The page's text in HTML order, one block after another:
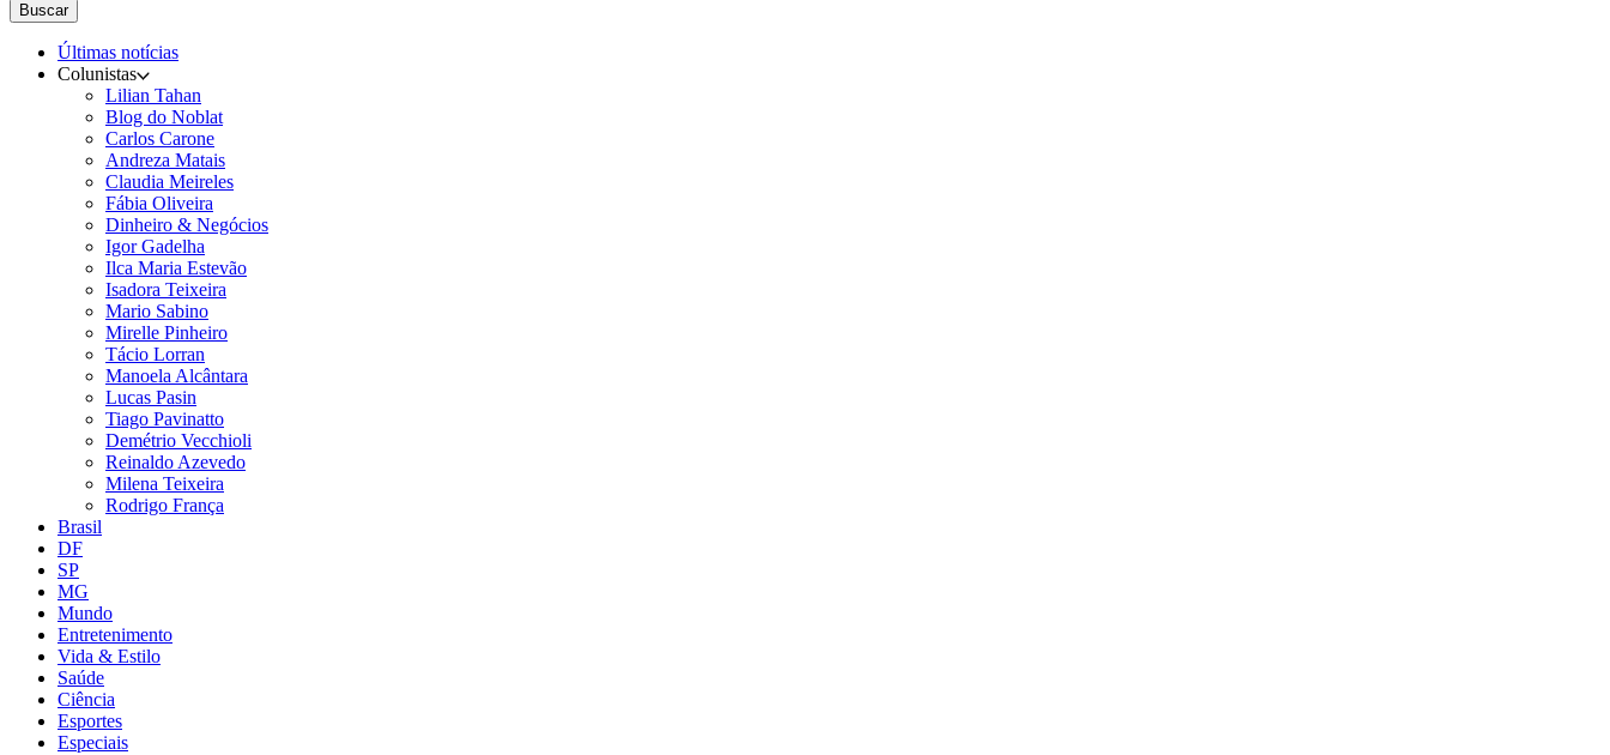
Buscar
Últimas notícias
Colunistas
Lilian Tahan
Blog do Noblat
Carlos Carone
Andreza Matais
Claudia Meireles
Fábia Oliveira
Dinheiro & Negócios
Igor Gadelha
Ilca Maria Estevão
Isadora Teixeira
Mario Sabino
Mirelle Pinheiro
Tácio Lorran
Manoela Alcântara
Lucas Pasin
Tiago Pavinatto
Demétrio Vecchioli
Reinaldo Azevedo
Milena Teixeira
Rodrigo França
Brasil
DF
SP
MG
Mundo
Entretenimento
Vida & Estilo
Saúde
Ciência
Esportes
Especiais